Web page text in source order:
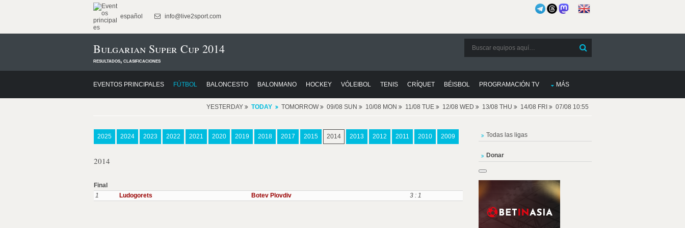
español info@live2sport.com
Bulgarian Super Cup 2014
resultados, clasificaciones
EVENTOS PRINCIPALES FÚTBOL BALONCESTO BALONMANO HOCKEY VÓLEIBOL TENIS CRÍQUET BÉISBOL PROGRAMACIÓN TV MÁS
YESTERDAY TODAY TOMORROW 09/08 SUN 10/08 MON 11/08 TUE 12/08 WED 13/08 THU 14/08 FRI 07/08 10:55
2025 2024 2023 2022 2021 2020 2019 2018 2017 2015 2014 2013 2012 2011 2010 2009
2014
Final
1
Ludogorets Botev Plovdiv 3 : 1
Todas las ligas
Donar